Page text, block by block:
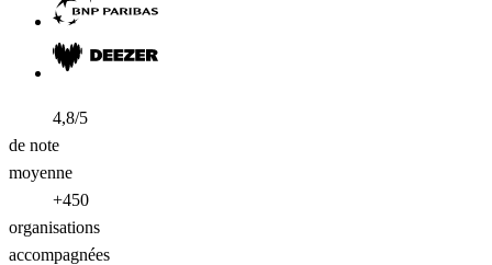
4,8/5
de note
moyenne
+450
organisations
accompagnées